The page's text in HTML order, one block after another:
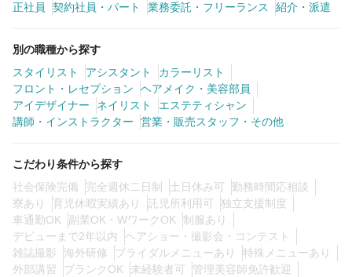
正社員
契約社員・パート 業務委託・フリーランス 紹介・派遣
別の職種から探す
スタイリスト
アシスタント
カラーリスト
フロント・レセプション
ヘアメイク・美容部員
アイデザイナー
ネイリスト
エステティシャン
講師・インストラクター
営業・販売スタッフ・その他
こだわり条件から探す
社会保険完備
完全週休二日制 土日休み可
勤務時間応相談
寮あり
育児休暇実績あり 託児所利用可
独立支援制度
車通勤OK
副業OK・WワークOK 制服あり
デビューまで2年以内
ヘアショー・撮影会・コンテスト
雑誌撮影
海外研修 ブライダルメニューあり
特殊メニューあり
外部講習
ブランクOK 未経験者可
管理美容師免許歓迎